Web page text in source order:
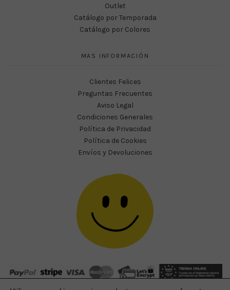
Outlet
Catálogo por Temporada
Catálogo por Colores
MAS INFORMACIÓN
Clientes Felices
Preguntas Frecuentes
Aviso Legal
Condiciones Generales
Política de Privacidad
Política de Cookies
Envíos y Devoluciones